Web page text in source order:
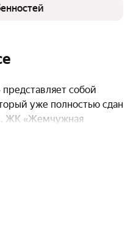
собой
уже полностью сдан
ЖК «Жемчужная
квартиры
варьирующихся
жилья
трех комнат. Особую